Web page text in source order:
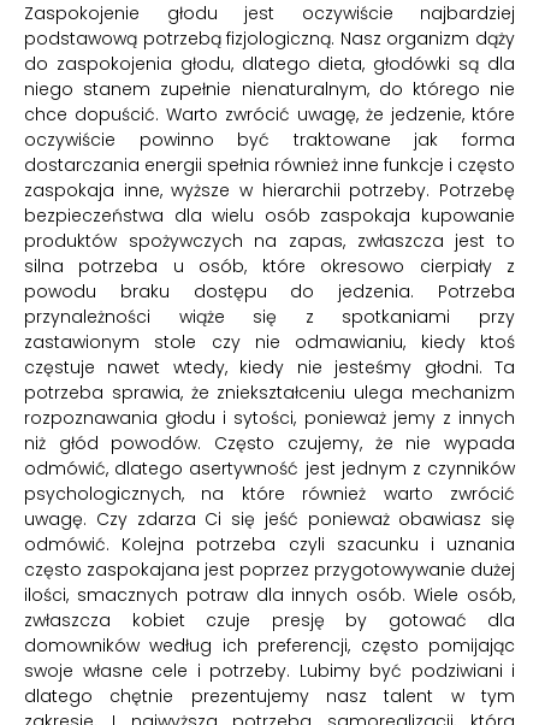
Zaspokojenie głodu jest oczywiście najbardziej
podstawową potrzebą fizjologiczną. Nasz organizm dąży
do zaspokojenia głodu, dlatego dieta, głodówki są dla
niego stanem zupełnie nienaturalnym, do którego nie
chce dopuścić. Warto zwrócić uwagę, że jedzenie, które
oczywiście powinno być traktowane jak forma
dostarczania energii spełnia również inne funkcje i często
zaspokaja inne, wyższe w hierarchii potrzeby. Potrzebę
bezpieczeństwa dla wielu osób zaspokaja kupowanie
produktów spożywczych na zapas, zwłaszcza jest to
silna potrzeba u osób, które okresowo cierpiały z
powodu braku dostępu do jedzenia. Potrzeba
przynależności wiąże się z spotkaniami przy
zastawionym stole czy nie odmawianiu, kiedy ktoś
częstuje nawet wtedy, kiedy nie jesteśmy głodni. Ta
potrzeba sprawia, że zniekształceniu ulega mechanizm
rozpoznawania głodu i sytości, ponieważ jemy z innych
niż głód powodów. Często czujemy, że nie wypada
odmówić, dlatego asertywność jest jednym z czynników
psychologicznych, na które również warto zwrócić
uwagę. Czy zdarza Ci się jeść ponieważ obawiasz się
odmówić. Kolejna potrzeba czyli szacunku i uznania
często zaspokajana jest poprzez przygotowywanie dużej
ilości, smacznych potraw dla innych osób. Wiele osób,
zwłaszcza kobiet czuje presję by gotować dla
domowników według ich preferencji, często pomijając
swoje własne cele i potrzeby. Lubimy być podziwiani i
dlatego chętnie prezentujemy nasz talent w tym